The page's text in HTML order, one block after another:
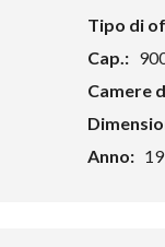
Tipo di
Cap.:
Camere
Anno: